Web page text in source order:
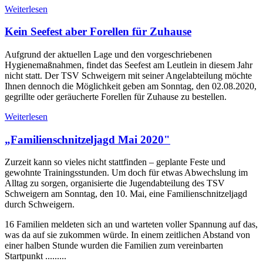
Weiterlesen
Kein Seefest aber Forellen für Zuhause
Aufgrund der aktuellen Lage und den vorgeschriebenen
Hygienemaßnahmen, findet das Seefest am Leutlein in diesem Jahr
nicht statt. Der TSV Schweigern mit seiner Angelabteilung möchte
Ihnen dennoch die Möglichkeit geben am Sonntag, den 02.08.2020,
gegrillte oder geräucherte Forellen für Zuhause zu bestellen.
Weiterlesen
„Familienschnitzeljagd Mai 2020"
Zurzeit kann so vieles nicht stattfinden – geplante Feste und
gewohnte Trainingsstunden. Um doch für etwas Abwechslung im
Alltag zu sorgen, organisierte die Jugendabteilung des TSV
Schweigern am Sonntag, den 10. Mai, eine Familienschnitzeljagd
durch Schweigern.
16 Familien meldeten sich an und warteten voller Spannung auf das,
was da auf sie zukommen würde. In einem zeitlichen Abstand von
einer halben Stunde wurden die Familien zum vereinbarten
Startpunkt .........